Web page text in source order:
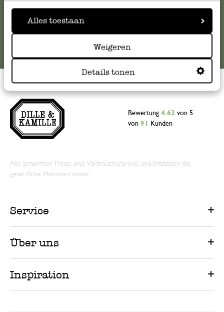
Alles toestaan
Weigeren
Details tonen
Bewertung 4.63 von 5
von 91 Kunden
Alle genannten Preise sind Verbraucherpreise und enthalten die
gesetzliche Mehrwertsteuer.
Service
Über uns
Inspiration